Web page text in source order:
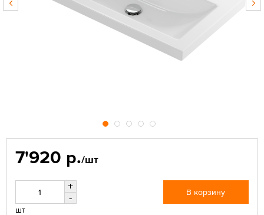
7'920 р./шт
+
-
шт
В корзину